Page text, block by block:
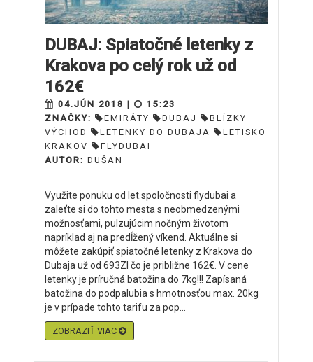
DUBAJ: Spiatočné letenky z
Krakova po celý rok už od
162€
04.JÚN 2018 |
15:23
ZNAČKY:
EMIRÁTY DUBAJ
BLÍZKY
VÝCHOD
LETENKY DO DUBAJA
LETISKO
KRAKOV
FLYDUBAI
AUTOR: DUŠAN
Využite ponuku od let.spoločnosti flydubai a
zaleťte si do tohto mesta s neobmedzenými
možnosťami, pulzujúcim nočným životom
napríklad aj na predĺžený víkend. Aktuálne si
môžete zakúpiť spiatočné letenky z Krakova do
Dubaja už od 693Zl čo je približne 162€. V cene
letenky je príručná batožina do 7kg!!! Zapísaná
batožina do podpalubia s hmotnosťou max. 20kg
je v prípade tohto tarifu za pop...
ZOBRAZIŤ VIAC